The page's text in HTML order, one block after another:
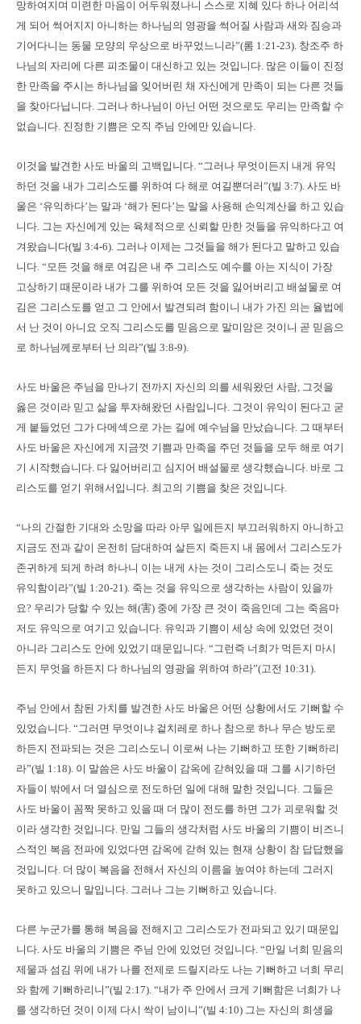
망하여지며 미련한 마음이 어두워졌나니 스스로 지혜 있다 하나 어리석
게 되어 썩어지지 아니하는 하나님의 영광을 썩어질 사람과 새와 짐승과
기어다니는 동물 모양의 우상으로 바꾸었느니라”(롬 1:21-23). 창조주 하
나님의 자리에 다른 피조물이 대신하고 있는 것입니다. 많은 이들이 진정
한 만족을 주시는 하나님을 잊어버린 채 자신에게 만족이 되는 다른 것들
을 찾아다닙니다. 그러나 하나님이 아닌 어떤 것으로도 우리는 만족할 수
없습니다. 진정한 기쁨은 오직 주님 안에만 있습니다.
이것을 발견한 사도 바울의 고백입니다. “그러나 무엇이든지 내게 유익
하던 것을 내가 그리스도를 위하여 다 해로 여길뿐더러”(빌 3:7). 사도 바
울은 ‘유익하다’는 말과 ‘해가 된다’는 말을 사용해 손익계산을 하고 있습
니다. 그는 자신에게 있는 육체적으로 신뢰할 만한 것들을 유익하다고 여
겨왔습니다(빌 3:4-6). 그러나 이제는 그것들을 해가 된다고 말하고 있습
니다. “모든 것을 해로 여김은 내 주 그리스도 예수를 아는 지식이 가장
고상하기 때문이라 내가 그를 위하여 모든 것을 잃어버리고 배설물로 여
김은 그리스도를 얻고 그 안에서 발견되려 함이니 내가 가진 의는 율법에
서 난 것이 아니요 오직 그리스도를 믿음으로 말미암은 것이니 곧 믿음으
로 하나님께로부터 난 의라”(빌 3:8-9).
사도 바울은 주님을 만나기 전까지 자신의 의를 세워왔던 사람, 그것을
옳은 것이라 믿고 삶을 투자해왔던 사람입니다. 그것이 유익이 된다고 굳
게 붙들었던 그가 다메섹으로 가는 길에 예수님을 만났습니다. 그 때부터
사도 바울은 자신에게 지금껏 기쁨과 만족을 주던 것들을 모두 해로 여기
기 시작했습니다. 다 잃어버리고 심지어 배설물로 생각했습니다. 바로 그
리스도를 얻기 위해서입니다. 최고의 기쁨을 찾은 것입니다.
“나의 간절한 기대와 소망을 따라 아무 일에든지 부끄러워하지 아니하고
지금도 전과 같이 온전히 담대하여 살든지 죽든지 내 몸에서 그리스도가
존귀하게 되게 하려 하나니 이는 내게 사는 것이 그리스도니 죽는 것도
유익함이라”(빌 1:20-21). 죽는 것을 유익으로 생각하는 사람이 있을까
요? 우리가 당할 수 있는 해(害) 중에 가장 큰 것이 죽음인데 그는 죽음마
저도 유익으로 여기고 있습니다. 유익과 기쁨이 세상 속에 있었던 것이
아니라 그리스도 안에 있었기 때문입니다. “그런즉 너희가 먹든지 마시
든지 무엇을 하든지 다 하나님의 영광을 위하여 하라”(고전 10:31).
주님 안에서 참된 가치를 발견한 사도 바울은 어떤 상황에서도 기뻐할 수
있었습니다. “그러면 무엇이냐 겉치레로 하나 참으로 하나 무슨 방도로
하든지 전파되는 것은 그리스도니 이로써 나는 기뻐하고 또한 기뻐하리
라”(빌 1:18). 이 말씀은 사도 바울이 감옥에 갇혀있을 때 그를 시기하던
자들이 밖에서 더 열심으로 전도하던 일에 대해 말한 것입니다. 그들은
사도 바울이 꼼짝 못하고 있을 때 더 많이 전도를 하면 그가 괴로워할 것
이라 생각한 것입니다. 만일 그들의 생각처럼 사도 바울의 기쁨이 비즈니
스적인 복음 전파에 있었다면 감옥에 갇혀 있는 현재 상황이 참 답답했을
것입니다. 더 많이 복음을 전해서 자신의 이름을 높여야 하는데 그러지
못하고 있으니 말입니다. 그러나 그는 기뻐하고 있습니다.
다른 누군가를 통해 복음을 전해지고 그리스도가 전파되고 있기 때문입
니다. 사도 바울의 기쁨은 주님 안에 있었던 것입니다. “만일 너희 믿음의
제물과 섬김 위에 내가 나를 전제로 드릴지라도 나는 기뻐하고 너희 무리
와 함께 기뻐하리니”(빌 2:17). “내가 주 안에서 크게 기뻐함은 너희가 나
를 생각하던 것이 이제 다시 싹이 남이니”(빌 4:10) 그는 자신의 희생을